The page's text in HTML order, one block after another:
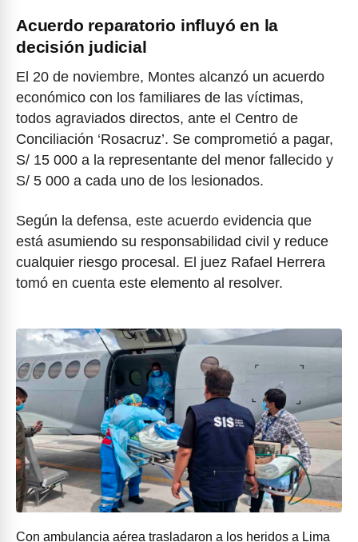
Acuerdo reparatorio influyó en la
decisión judicial
El 20 de noviembre, Montes alcanzó un acuerdo
económico con los familiares de las víctimas,
todos agraviados directos, ante el Centro de
Conciliación ‘Rosacruz’. Se comprometió a pagar,
S/ 15 000 a la representante del menor fallecido y
S/ 5 000 a cada uno de los lesionados.
Según la defensa, este acuerdo evidencia que
está asumiendo su responsabilidad civil y reduce
cualquier riesgo procesal. El juez Rafael Herrera
tomó en cuenta este elemento al resolver.
Con ambulancia aérea trasladaron a los heridos a Lima